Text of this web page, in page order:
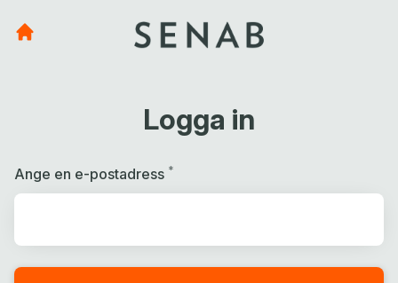
Logga in
Ange en e-postadress *